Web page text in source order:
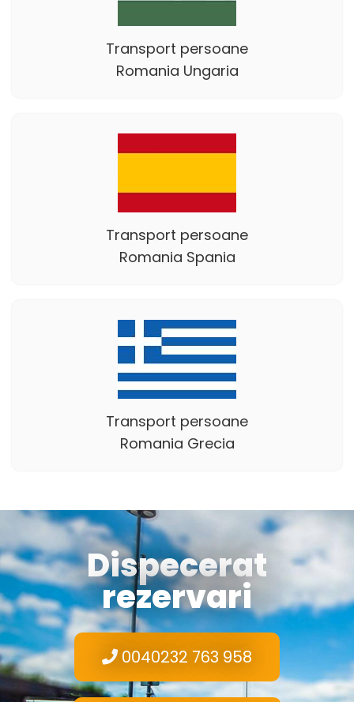
Transport persoane
Romania Ungaria
Transport persoane
Romania Spania
Transport persoane
Romania Grecia
Dispecerat
rezervari
0040232 763 958